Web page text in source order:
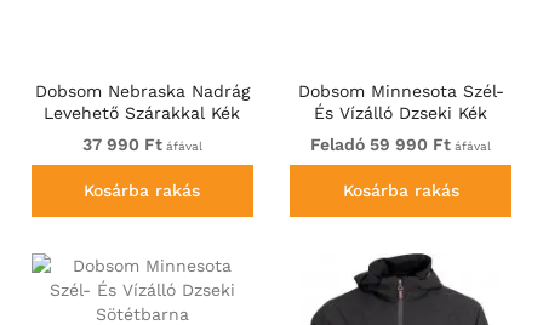
Dobsom Nebraska Nadrág
Levehető Szárakkal Kék
37 990 Ftáfával
Kosárba rakás
Dobsom Minnesota Szél-
És Vízálló Dzseki Kék
Feladó 59 990 Ft áfával
Kosárba rakás